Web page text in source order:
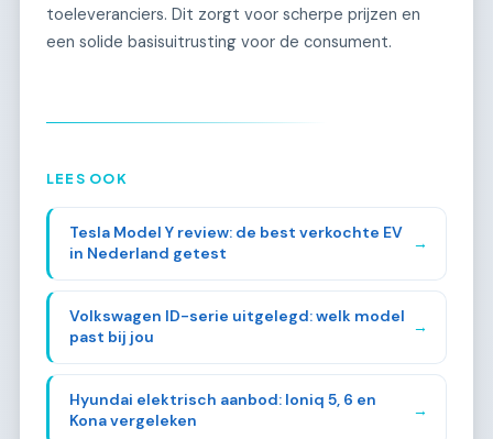
toeleveranciers. Dit zorgt voor scherpe prijzen en
een solide basisuitrusting voor de consument.
LEES OOK
Tesla Model Y review: de best verkochte EV
in Nederland getest
→
Volkswagen ID-serie uitgelegd: welk model
past bij jou
→
Hyundai elektrisch aanbod: Ioniq 5, 6 en
Kona vergeleken
→